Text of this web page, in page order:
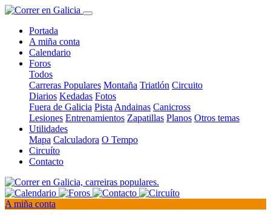
Portada
A miña conta
Calendario
Foros
Todos
Carreras Populares Montaña Triatlón Circuito
Diarios Kedadas Fotos
Fuera de Galicia Pista Andainas Canicross
Lesiones Entrenamientos Zapatillas Planos Otros temas
Utilidades
Mapa Calculadora O Tempo
Circuíto
Contacto
A miña conta